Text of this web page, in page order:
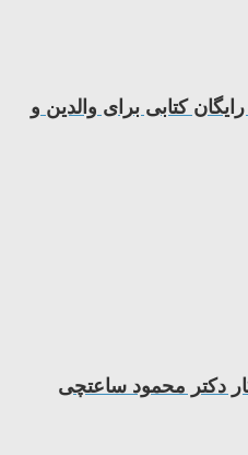
کتابی برای والدین و
دكتر محمود ساعتچی